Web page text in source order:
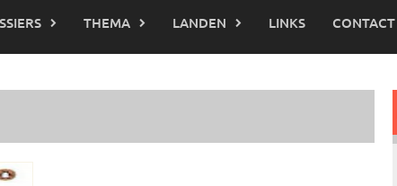
THEMA LANDEN LINKS CONTACT